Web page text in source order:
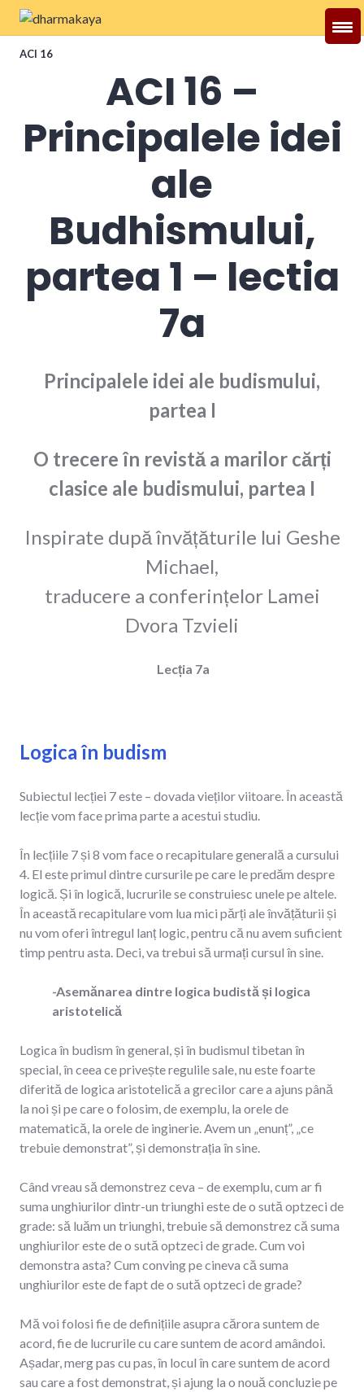
Skip
content
Dharmakaya
ACI 16
ACI 16 –
Principalele idei
ale
Budhismului,
partea 1 – lectia
7a
Principalele idei ale budismului,
partea I
O trecere în revistă a marilor cărți
clasice ale budismului, partea I
Inspirate după învățăturile lui Geshe
Michael,
traducere a conferințelor Lamei
Dvora Tzvieli
Lecția 7a
Logica în budism
Subiectul lecției 7 este – dovada vieților viitoare. În această
lecție vom face prima parte a acestui studiu.
În lecțiile 7 și 8 vom face o recapitulare generală a cursului
4. El este primul dintre cursurile pe care le predăm despre
logică. Și în logică, lucrurile se construiesc unele pe altele.
În această recapitulare vom lua mici părți ale învățăturii și
nu vom oferi întregul lanț logic, pentru că nu avem suficient
timp pentru asta. Deci, va trebui să urmați cursul în sine.
-Asemănarea dintre logica budistă și logica
aristotelică
Logica în budism în general, și în budismul tibetan în
special, în ceea ce privește regulile sale, nu este foarte
diferită de logica aristotelică a grecilor care a ajuns până
la noi și pe care o folosim, de exemplu, la orele de
matematică, la orele de inginerie. Avem un „enunț”, „ce
trebuie demonstrat”, și demonstrația în sine.
Când vreau să demonstrez ceva – de exemplu, cum ar fi
suma unghiurilor dintr-un triunghi este de o sută optzeci de
grade: să luăm un triunghi, trebuie să demonstrez că suma
unghiurilor este de o sută optzeci de grade. Cum voi
demonstra asta? Cum conving pe cineva că suma
unghiurilor este de fapt de o sută optzeci de grade?
Mă voi folosi fie de definițiile asupra cărora suntem de
acord, fie de lucrurile cu care suntem de acord amândoi.
Așadar, merg pas cu pas, în locul în care suntem de acord
sau care a fost demonstrat, și ajung la o nouă concluzie pe